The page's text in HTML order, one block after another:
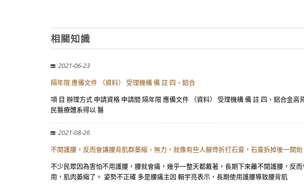
相關知識
2021-06-23
隔年限 應備文件 （資料） 受理機構 備 註 四、鋁合
項 目 辦理方式 申請資格 申請間 隔年限 應備文件 （資料） 受理機構 備 註 四、鋁合金
民醫療體系得以 醫
2021-08-26
不開護腰，反而會讓腰背肌群萎縮、無力，就像有些人腳骨折打石膏，石膏拆掉後一開始
不少民眾因為害怕不用護腰，腰就會痛，幾乎一整天都戴著，長期下來離不開護腰，反
用，肌肉萎縮了。 姿勢不正確 多是腰痛主因 賴宇亮表示，長期使用護腰導致腰背肌